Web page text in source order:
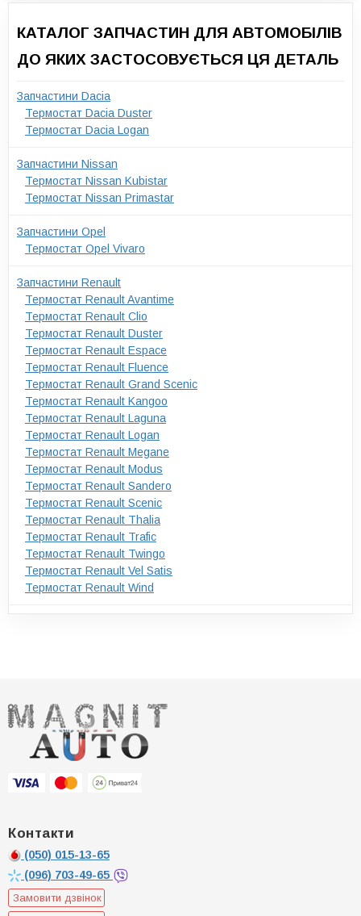
КАТАЛОГ ЗАПЧАСТИН ДЛЯ АВТОМОБІЛІВ
ДО ЯКИХ ЗАСТОСОВУЄТЬСЯ ЦЯ ДЕТАЛЬ
Запчастини Dacia
Термостат Dacia Duster
Термостат Dacia Logan
Запчастини Nissan
Термостат Nissan Kubistar
Термостат Nissan Primastar
Запчастини Opel
Термостат Opel Vivaro
Запчастини Renault
Термостат Renault Avantime
Термостат Renault Clio
Термостат Renault Duster
Термостат Renault Espace
Термостат Renault Fluence
Термостат Renault Grand Scenic
Термостат Renault Kangoo
Термостат Renault Laguna
Термостат Renault Logan
Термостат Renault Megane
Термостат Renault Modus
Термостат Renault Sandero
Термостат Renault Scenic
Термостат Renault Thalia
Термостат Renault Trafic
Термостат Renault Twingo
Термостат Renault Vel Satis
Термостат Renault Wind
Контакти
(050) 015-13-65
(096) 703-49-65
Замовити дзвінок